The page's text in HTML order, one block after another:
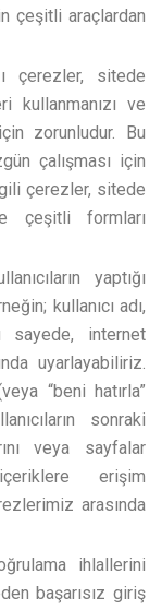
çeşitli araçlardan
çerezler, sitede
kullanmanızı ve
zorunludur. Bu
çalışması için
çerezler, sitede
çeşitli formları
yaptığı
kullanıcı adı,
internet
uyarlayabiliriz.
“beni hatırla”
sonraki
veya sayfalar
erişim
arasında
ihlallerini
başarısız giriş